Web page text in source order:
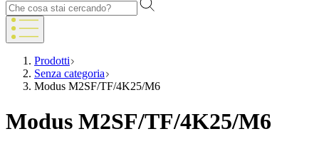
Prodotti
Senza categoria
Modus M2SF/TF/4K25/M6
Modus M2SF/TF/4K25/M6